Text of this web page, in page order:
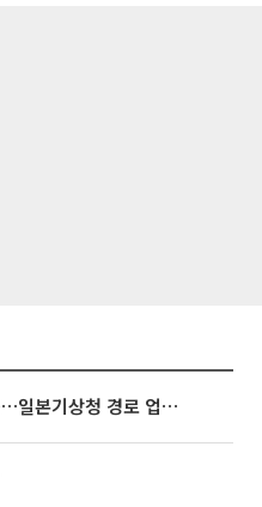
태풍 '돌핀' 오키나와 접근…일본기상청 경로 업데이트